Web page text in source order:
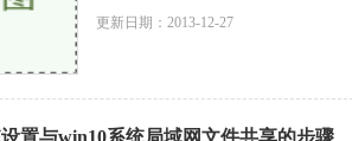
更新日期：2013-12-27
置与win10系统局域网文件共享的步骤